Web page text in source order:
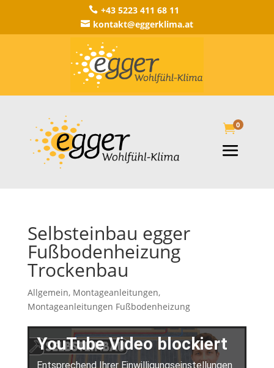
 +43 5223 411 68 11
 kontakt@eggerklima.at
0
Selbsteinbau egger
Fußbodenheizung
Trockenbau
Allgemein, Montageanleitungen,
Montageanleitungen Fußbodenheizung